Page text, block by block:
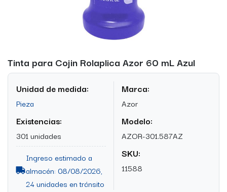
Tinta para Cojin Rolaplica Azor 60 mL Azul
Unidad de medida:
Pieza
Existencias:
301 unidades
Ingreso estimado a
almacén: 08/08/2026,
24 unidades en tránsito
Marca:
Azor
Modelo:
AZOR-301.587AZ
SKU:
11588